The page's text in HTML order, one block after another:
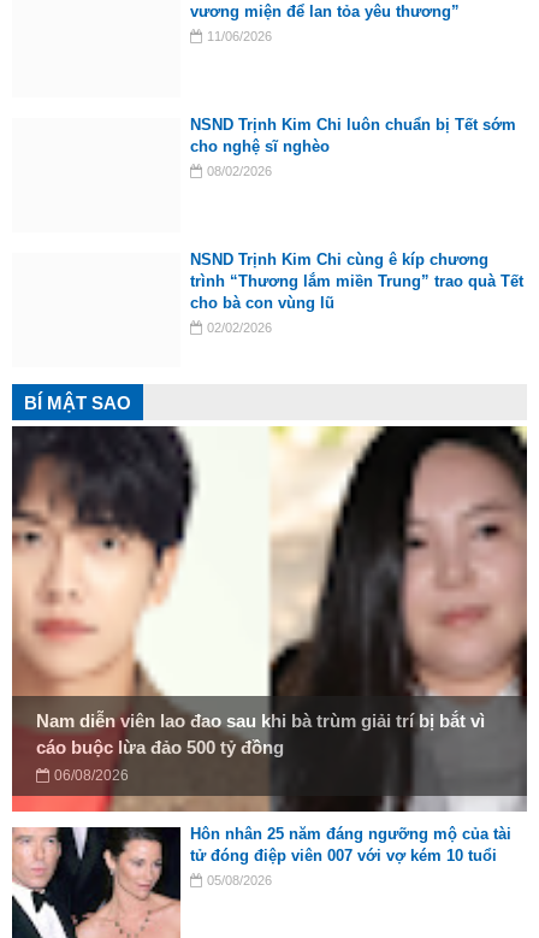
vương miện để lan tỏa yêu thương”
11/06/2026
NSND Trịnh Kim Chi luôn chuẩn bị Tết sớm
cho nghệ sĩ nghèo
08/02/2026
NSND Trịnh Kim Chi cùng ê kíp chương
trình “Thương lắm miền Trung” trao quà Tết
cho bà con vùng lũ
02/02/2026
BÍ MẬT SAO
Nam diễn viên lao đao sau khi bà trùm giải trí bị bắt vì
cáo buộc lừa đảo 500 tỷ đồng
06/08/2026
Hôn nhân 25 năm đáng ngưỡng mộ của tài
tử đóng điệp viên 007 với vợ kém 10 tuổi
05/08/2026